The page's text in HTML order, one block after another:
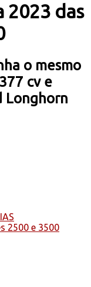
2023 das
o mesmo
cv e
Longhorn